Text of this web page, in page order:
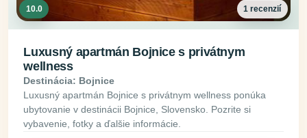
10.0 1 recenzií
Luxusný apartmán Bojnice s privátnym
wellness
Destinácia: Bojnice
Luxusný apartmán Bojnice s privátnym wellness ponúka
ubytovanie v destinácii Bojnice, Slovensko. Pozrite si
vybavenie, fotky a ďalšie informácie.